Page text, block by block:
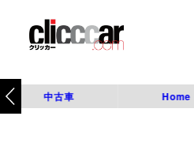
中古車 Home